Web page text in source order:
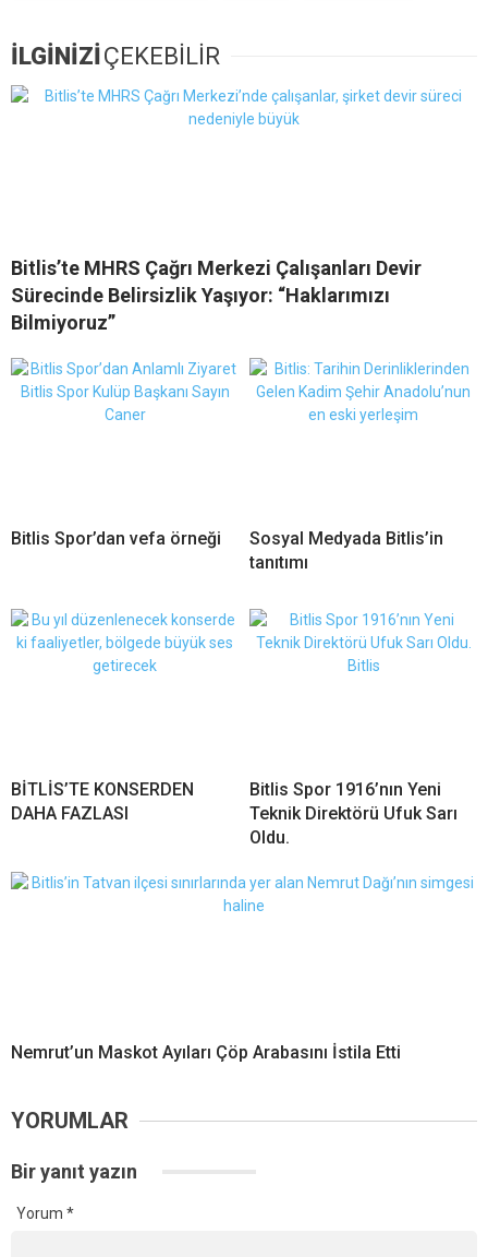
İLGİNİZİÇEKEBİLİR
Bitlis’te MHRS Çağrı Merkezi Çalışanları Devir
Sürecinde Belirsizlik Yaşıyor: “Haklarımızı
Bilmiyoruz”
Bitlis Spor’dan vefa örneği
Sosyal Medyada Bitlis’in
tanıtımı
BİTLİS’TE KONSERDEN
DAHA FAZLASI
Bitlis Spor 1916’nın Yeni
Teknik Direktörü Ufuk Sarı
Oldu.
Nemrut’un Maskot Ayıları Çöp Arabasını İstila Etti
YORUMLAR
Bir yanıt yazın
Yorum *